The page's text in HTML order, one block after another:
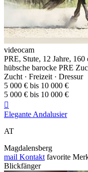
videocam
PRE, Stute, 12 Jahre, 160
hübsche barocke PRE
Zucht · Freizeit · Dressur
5 000 € bis 10 000 €
5 000 € bis 10 000 €

Elegante Andalusier
AT
Magdalensberg
mail Kontakt favorite
Blickfänger